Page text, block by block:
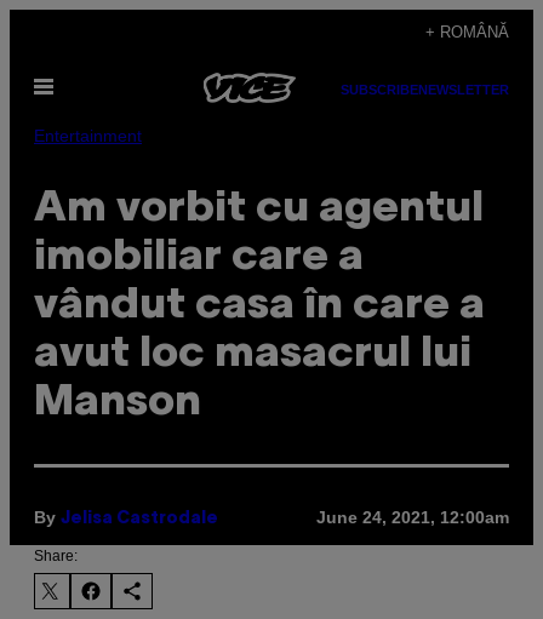
content
+ ROMÂNĂ
Open
SUBSCRIBENEWSLETTER
Entertainment
Am vorbit cu agentul
imobiliar care a
vândut casa în care a
avut loc masacrul lui
Manson
By Jelisa Castrodale June 24, 2021, 12:00am
Share: